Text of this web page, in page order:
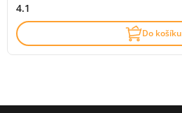
4.1
Do košíku